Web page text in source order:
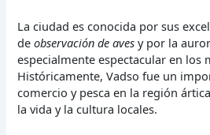
La ciudad es conocida por sus
deobservación de aves y por la
especialmente espectacular en los
Históricamente, Vadso fue un
comercio y pesca en la región
la vida y la cultura locales.